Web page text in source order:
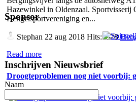
Hazewinkel in Oldenzaal. Sportvisserij
Hengelsportvereniging en...
Stephan 22 aug 2018 Hits:5328
Read more
Droogteproblemen nog niet voorbij:
Sponsor
Inschrijven Nieuwsbrief
Naam